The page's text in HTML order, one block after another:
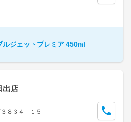
ルジェットプレミア 450ml
出店
８３４－１５